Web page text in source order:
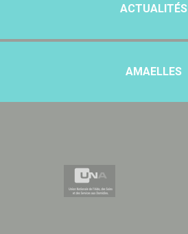
ACTUALITÉS
AMAELLES